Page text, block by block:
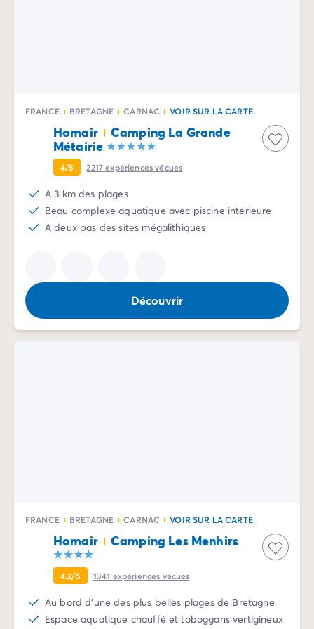
Camping Nice
Camping Bouches du Rhône
Camping Cassis
Camping Marseille
Camping Var
Camping Fréjus
Camping Hyères les Palmiers
Camping Lavandou
Camping Vaucluse
Camping Avignon
Camping Rhône-Alpes
Camping Costa Brava
Camping Barcelone
Camping Escala
Camping Palamos
Camping Tossa de Mar
Camping Costa Dorada
FRANCE BRETAGNE CARNAC VOIR SUR LA CARTE
Homair
Camping La Grande
Métairie
4/5 2217expériences vécues
A 3 km des plages
Beau complexe aquatique avec piscine intérieure
A deux pas des sites mégalithiques
Découvrir
FRANCE BRETAGNE CARNAC VOIR SUR LA CARTE
Homair Camping Les Menhirs
4.2/5 1341 expériences vécues
Au bord d'une des plus belles plages de Bretagne
Espace aquatique chauffé et toboggans vertigineux